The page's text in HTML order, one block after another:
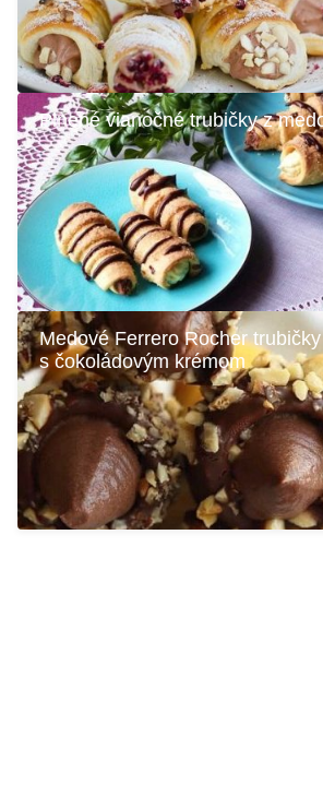
Plnené vianočné trubičky z
Medové Ferrero Rocher trubičky
s čokoládovým krémom